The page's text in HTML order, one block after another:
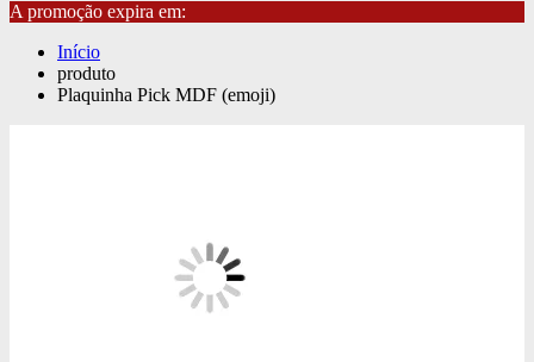
A promoção expira em:
Início
produto
Plaquinha Pick MDF (emoji)